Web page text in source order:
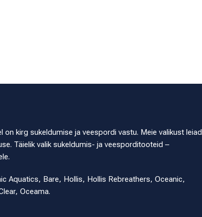
kirg sukeldumise ja veespordi vastu. Meie valikust leiad
Täielik valik sukeldumis- ja veesporditooteid –
Aquatics, Bare, Hollis, Hollis Rebreathers, Oceanic,
Oceama.